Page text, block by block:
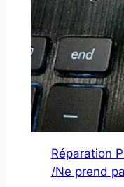
Réparation
/Ne prend